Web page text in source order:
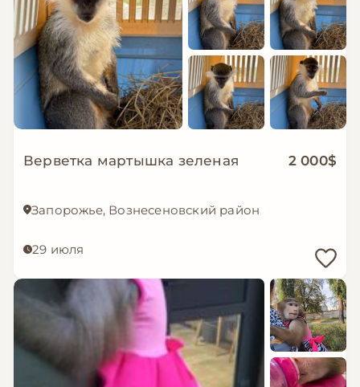
Верветка мартышка зеленая 2 000$
Запорожье, Вознесеновский район
29 июля